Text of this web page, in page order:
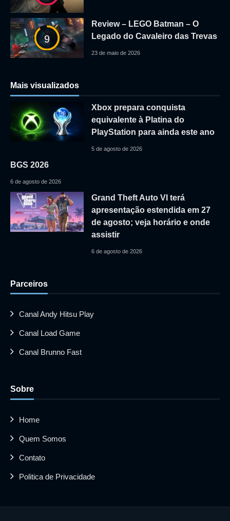
9
Review – LEGO Batman – O
Legado do Cavaleiro das Trevas
23 de maio de 2026
Mais visualizados
Xbox prepara conquista
equivalente à Platina do
PlayStation para ainda este ano
5 de agosto de 2026
BGS 2026
6 de agosto de 2026
Grand Theft Auto VI terá
apresentação estendida em 27
de agosto; veja horário e onde
assistir
6 de agosto de 2026
Parceiros
Canal Andy Hitsu Play
Canal Load Game
Canal Brunno Fast
Sobre
Home
Quem Somos
Contato
Politica de Privacidade